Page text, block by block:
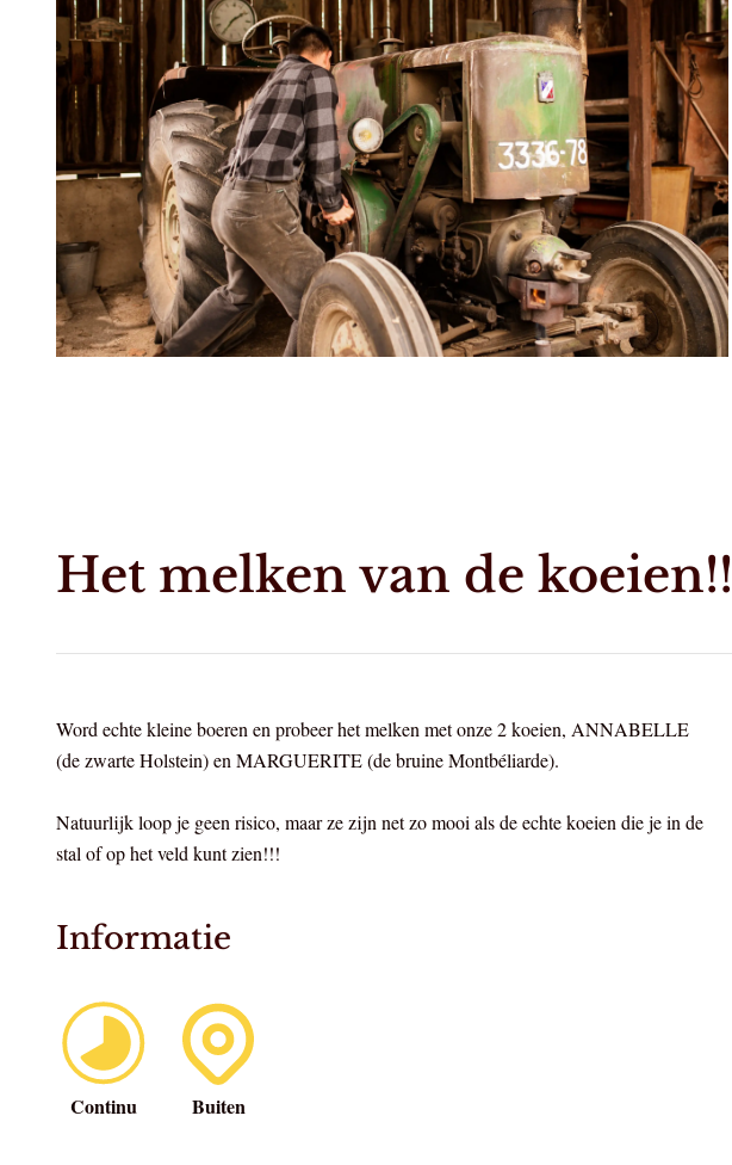
Het melken van de koeien!!
Word echte kleine boeren en probeer het melken met onze 2 koeien, ANNABELLE
(de zwarte Holstein) en MARGUERITE (de bruine Montbéliarde).
Natuurlijk loop je geen risico, maar ze zijn net zo mooi als de echte koeien die je in de
stal of op het veld kunt zien!!!
Informatie
Continu Buiten